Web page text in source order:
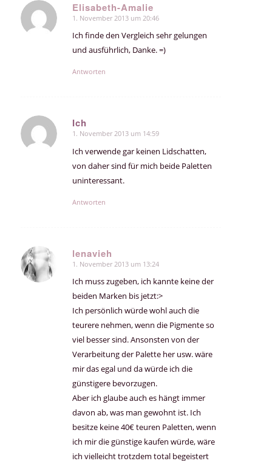
Elisabeth-Amalie
sagte:
1. November 2013 um 20:46
Ich finde den Vergleich sehr gelungen
und ausführlich, Danke. =)
Antworten
Ich
sagte:
1. November 2013 um 14:59
Ich verwende gar keinen Lidschatten,
von daher sind für mich beide Paletten
uninteressant.
Antworten
lenavieh
sagte:
1. November 2013 um 13:24
Ich muss zugeben, ich kannte keine der
beiden Marken bis jetzt:>
Ich persönlich würde wohl auch die
teurere nehmen, wenn die Pigmente so
viel besser sind. Ansonsten von der
Verarbeitung der Palette her usw. wäre
mir das egal und da würde ich die
günstigere bevorzugen.
Aber ich glaube auch es hängt immer
davon ab, was man gewohnt ist. Ich
besitze keine 40€ teuren Paletten, wenn
ich mir die günstige kaufen würde, wäre
ich vielleicht trotzdem total begeistert